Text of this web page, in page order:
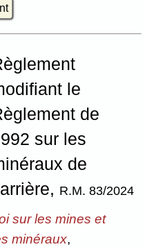
le
de
sur les
de
R.M. 83/2024
sur les mines et
minéraux,